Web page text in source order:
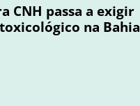
CNH passa a exigir
na Bahia